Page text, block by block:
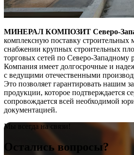
МИНЕРАЛ КОМПОЗИТ Северо-
комплексную поставку строительных
снабжении крупных строительных
торговых сетей по Северо-Западному
Компания имеет долгосрочные и
с ведущими отечественными
Это позволяет гарантировать нашим
продукции, которое подтверждается
сопровождается всей необходимой
документацией.
Мы всегда на связи!
Остались вопросы?